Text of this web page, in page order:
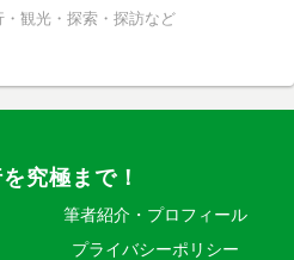
・観光・探索・探訪など
究極まで！
筆者紹介・プロフィール
プライバシーポリシー